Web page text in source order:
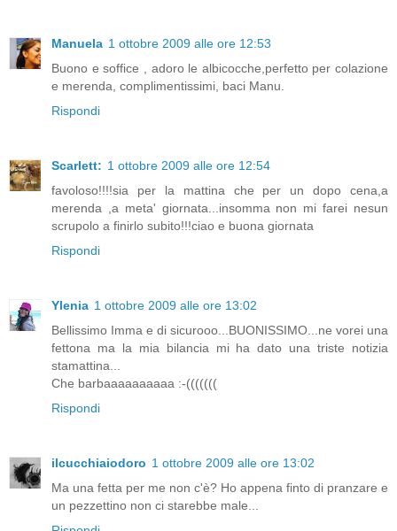
Manuela 1 ottobre 2009 alle ore 12:53
Buono e soffice , adoro le albicocche,perfetto per colazione
e merenda, complimentissimi, baci Manu.
Rispondi
Scarlett: 1 ottobre 2009 alle ore 12:54
favoloso!!!!sia per la mattina che per un dopo cena,a
merenda ,a meta' giornata...insomma non mi farei nesun
scrupolo a finirlo subito!!!ciao e buona giornata
Rispondi
Ylenia 1 ottobre 2009 alle ore 13:02
Bellissimo Imma e di sicurooo...BUONISSIMO...ne vorei una
fettona ma la mia bilancia mi ha dato una triste notizia
stamattina...
Che barbaaaaaaaaaa :-(((((((
Rispondi
ilcucchiaiodoro 1 ottobre 2009 alle ore 13:02
Ma una fetta per me non c'è? Ho appena finto di pranzare e
un pezzettino non ci starebbe male...